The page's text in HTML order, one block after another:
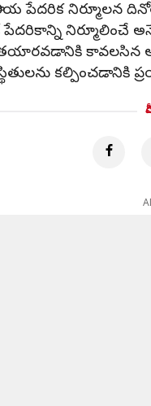
నిర్మూలన
నిర్మూలించే
తయారవడానికి కావలసిన
కల్పించడానికి